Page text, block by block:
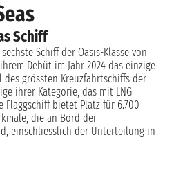
Schiff
Schiff der Oasis-Klasse von
Debüt im Jahr 2024 das einzige
grössten Kreuzfahrtschiffs der
ihrer Kategorie, das mit LNG
bietet Platz für 6.700
die an Bord der
einschliesslich der Unterteilung in